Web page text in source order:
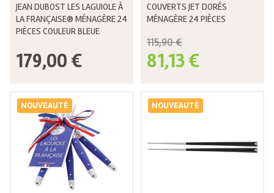
JEAN DUBOST LES LAGUIOLE À
LA FRANÇAISE® MÉNAGÈRE 24
PIÈCES COULEUR BLEUE
179,00 €
COUVERTS JET DORÉS
MÉNAGÈRE 24 PIÈCES
115,90 €
81,13 €
NOUVEAUTÉ NOUVEAUTÉ